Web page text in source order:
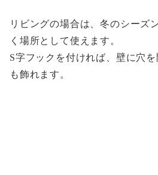
リビングの場合は、冬のシーズ
く場所として使えます。
S字フックを付ければ、壁に穴
も飾れます。